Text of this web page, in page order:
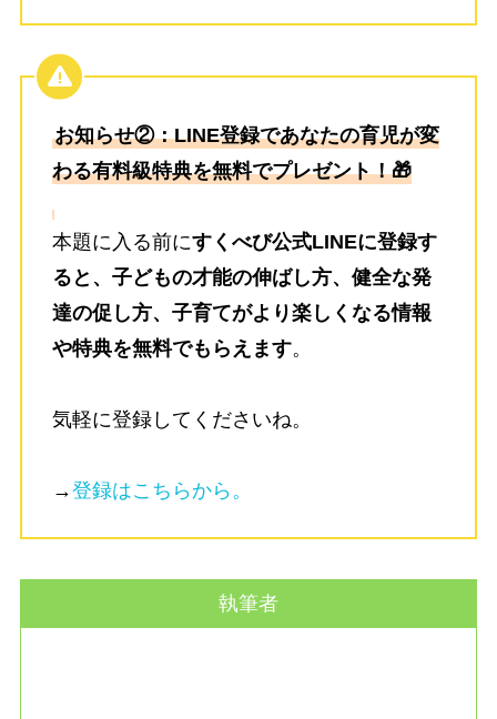
お知らせ②：LINE登録であなたの育児が変
わる有料級特典を無料でプレゼント！🎁
本題に入る前にすくべび公式LINEに登録す
ると、子どもの才能の伸ばし方、健全な発
達の促し方、子育てがより楽しくなる情報
や特典を無料でもらえます。
気軽に登録してくださいね。
→登録はこちらから。
執筆者